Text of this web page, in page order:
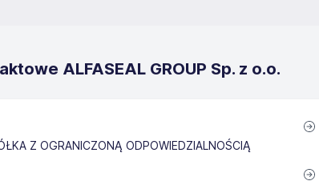
ALFASEAL GROUP Sp. z o.o.
Z OGRANICZONĄ ODPOWIEDZIALNOŚCIĄ